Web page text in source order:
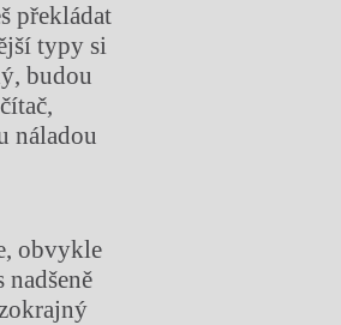
překládat
typy si
budou
náladou
obvykle